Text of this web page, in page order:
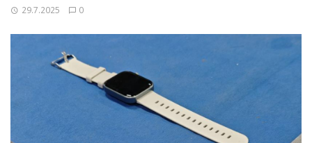
29.7.2025 0